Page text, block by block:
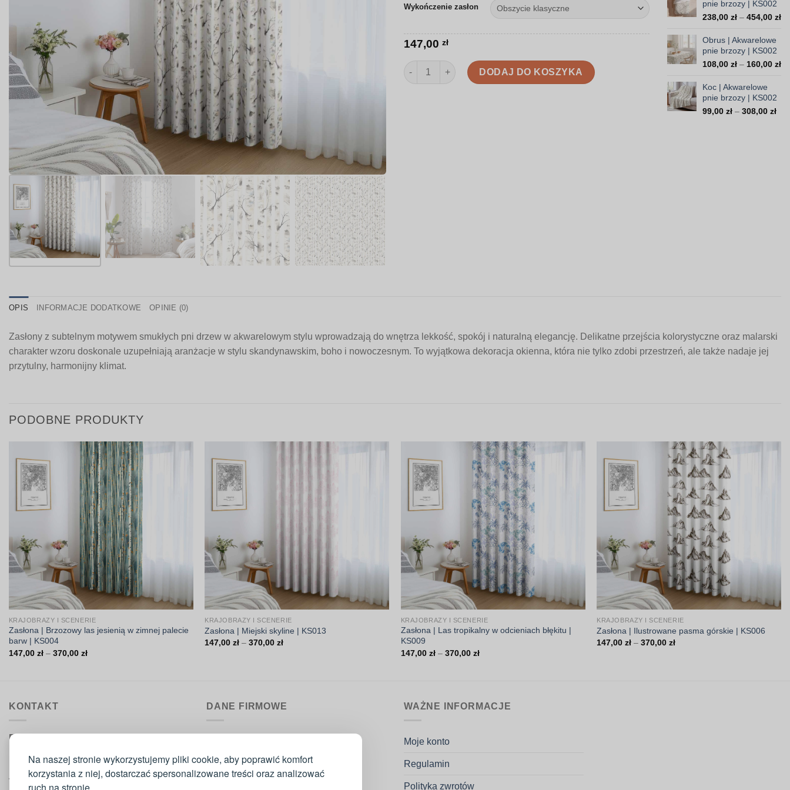
Na naszej stronie wykorzystujemy pliki cookie, aby poprawić komfort
korzystania z niej, dostarczać spersonalizowane treści oraz analizować
Wykończenie zasłon
147,00 zł
ilość Zasłona | Akwarelowe pnie brzozy | KS002
DODAJ DO KOSZYKA
do
pnie brzozy | KS002
238,00 zł – 454,00 zł
do
Obrus | Akwarelowe
pnie brzozy | KS002
108,00 zł – 160,00 zł
Koc | Akwarelowe
pnie brzozy | KS002
99,00 zł – 308,00 zł
OPIS INFORMACJE DODATKOWE OPINIE (0)
Zasłony z subtelnym motywem smukłych pni drzew w akwarelowym stylu wprowadzają do wnętrza lekkość, spokój i naturalną elegancję. Delikatne przejścia kolorystyczne oraz malarski
charakter wzoru doskonale uzupełniają aranżacje w stylu skandynawskim, boho i nowoczesnym. To wyjątkowa dekoracja okienna, która nie tylko zdobi przestrzeń, ale także nadaje jej
przytulny, harmonijny klimat.
PODOBNE PRODUKTY
KRAJOBRAZY I SCENERIE
Zasłona | Brzozowy las jesienią w zimnej palecie
barw | KS004
147,00 zł – 370,00 złZakres
KRAJOBRAZY I SCENERIE
Zasłona | Miejski skyline | KS013
147,00zł – 370,00złZakres
KRAJOBRAZY I SCENERIE
Zasłona | Las tropikalny w odcieniach błękitu |
KS009
147,00 zł – 370,00 złZakres
KRAJOBRAZY I SCENERIE
Zasłona | Ilustrowane pasma górskie | KS006
147,00zł – 370,00złZakres
KONTAKT
Biuro obsługi:
Telefon : 573 420 160
DANE FIRMOWE
ul. Sikorskiego 53H
WAŻNE INFORMACJE
Moje konto
Regulamin
Polityka zwrotów